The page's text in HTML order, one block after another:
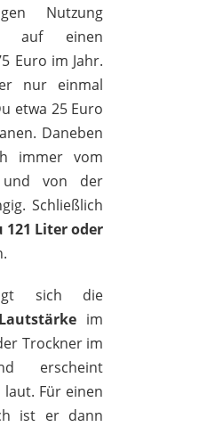
Nutzung
auf einen
Euro im Jahr.
nur einmal
etwa 25 Euro
Daneben
immer vom
und von der
Schließlich
121 Liter oder
sich die
im
Trockner im
erscheint
Für einen
ist er dann